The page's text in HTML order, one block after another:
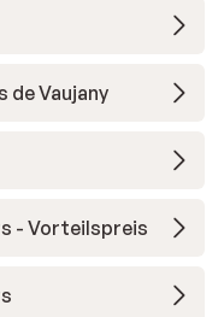
de Vaujany
- Vorteilspreis